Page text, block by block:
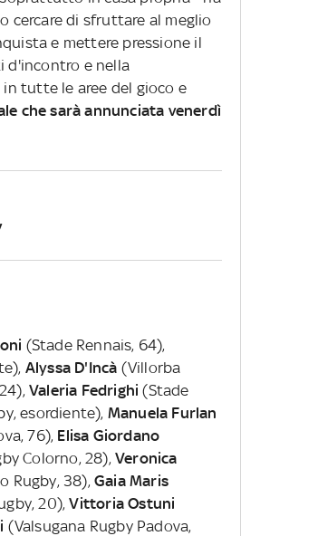
cercare di sfruttare al meglio
e mettere pressione il
d'incontro e nella
tutte le aree del gioco e
che sarà annunciata venerdì
(Stade Rennais, 64),
Alyssa D'Incà (Villorba
Valeria Fedrighi (Stade
esordiente), Manuela Furlan
76), Elisa Giordano
Colorno, 28), Veronica
Rugby, 38), Gaia Maris
20),Vittoria Ostuni
(Valsugana Rugby Padova,